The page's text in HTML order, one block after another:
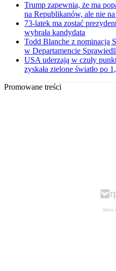
Trump zapewnia, że ma
na Republikanów, ale nie
73-latek ma zostać
wybrała kandydata
Todd Blanche z nominacją
w Departamencie
USA uderzają w czuły
zyskała zielone światło po
Promowane treści